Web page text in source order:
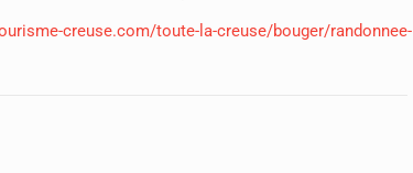
creuse.com/toute-la-creuse/bouger/randonnee-